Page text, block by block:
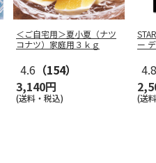
＜ご自宅用＞夏小夏（ナツ
コナツ）家庭用３ｋｇ
4.6 （154）
3,140円
(送料・税込)
ー
4.8
(送